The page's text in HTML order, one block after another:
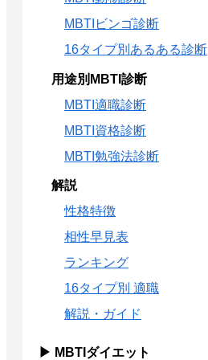
MBTIビンゴ診断
16タイプ別あるある診断
用途別MBTI診断
MBTI適職診断
MBTI資格診断
MBTI勉強法診断
解説
性格特徴
相性早見表
ランキング
16タイプ別 適職
解説・ガイド
▶ MBTIダイエット